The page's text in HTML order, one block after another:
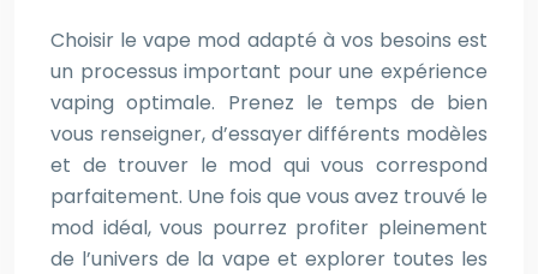
Choisir le vape mod adapté à vos besoins est
un processus important pour une expérience
vaping optimale. Prenez le temps de bien
vous renseigner, d’essayer différents modèles
et de trouver le mod qui vous correspond
parfaitement. Une fois que vous avez trouvé le
mod idéal, vous pourrez profiter pleinement
de l’univers de la vape et explorer toutes les